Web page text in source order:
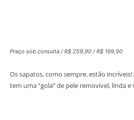
Preço sob consulta / R$ 259,90 / R$ 199,90
Os sapatos, como sempre, estão
tem uma “gola” de pele removível, linda e